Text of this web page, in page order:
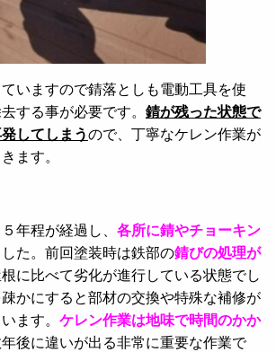
いますので錆落としも電動工具を使
する事が必要です。 錆が残った状態で
してしまうので、丁寧なケレン作業が
ます。
年程が経過し、 各所に錆やチョーキン
た。前回塗装時は鉄部の錆びの処理が
根に比べて劣化が進行している状態でし
かにすると部材の交換や特殊な補修が
ます。 ケレン作業は地味で時間のかか
後に違いが出る非常に重要な作業で